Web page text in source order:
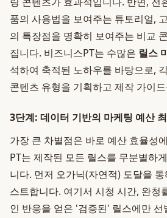
품의 사용법을 보여주는 튜토리얼,
의 특장점을 명확히 보여주는 비교
집니다. 비즈니스PT는 수많은 릴스
석하여 축적된 노하우를 바탕으로,
콘텐츠 유형을 기획하고 제작 가이
3단계: 데이터 기반의 마케팅 예산
가장 큰 차별점은 바로 예산 효율성
PT는 제작된 모든 릴스를 무분별하
니다. 먼저 오가닉(자연적) 도달을
스트합니다. 여기서 시청 시간, 완청
인 반응을 얻은 '검증된' 릴스에만